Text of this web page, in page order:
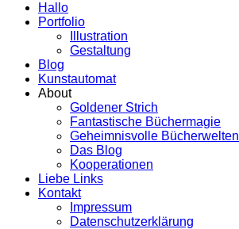
Hallo
Portfolio
Illustration
Gestaltung
Blog
Kunstautomat
About
Goldener Strich
Fantastische Büchermagie
Geheimnisvolle Bücherwelten
Das Blog
Kooperationen
Liebe Links
Kontakt
Impressum
Datenschutzerklärung